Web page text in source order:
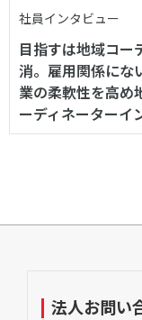
社員インタビュー
目指すは地域コー
消。雇用関係にな
業の柔軟性を高め
ーディネーター
法人お問い